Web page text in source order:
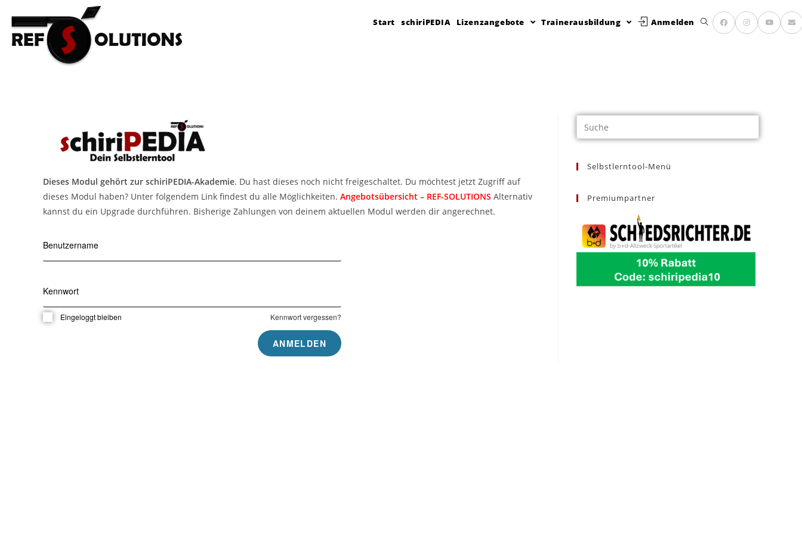
Start schiriPEDIA Lizenzangebote Trainerausbildung Anmelden
Dieses Modul gehört zur schiriPEDIA-Akademie. Du hast dieses noch nicht freigeschaltet. Du möchtest jetzt Zugriff auf
dieses Modul haben? Unter folgendem Link findest du alle Möglichkeiten. Angebotsübersicht – REF-SOLUTIONS Alternativ
kannst du ein Upgrade durchführen. Bisherige Zahlungen von deinem aktuellen Modul werden dir angerechnet.
Benutzername
Kennwort
Eingeloggt bleiben Kennwort vergessen?
Selbstlerntool-Menü
Premiumpartner